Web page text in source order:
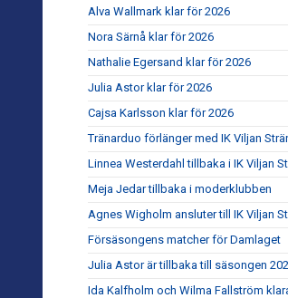
Alva Wallmark klar för 2026
Nora Särnå klar för 2026
Nathalie Egersand klar för 2026
Julia Astor klar för 2026
Cajsa Karlsson klar för 2026
Tränarduo förlänger med IK Viljan
Linnea Westerdahl tillbaka i IK Viljan
Meja Jedar tillbaka i moderklubben
Agnes Wigholm ansluter till IK Viljan
Försäsongens matcher för Damlaget
Julia Astor är tillbaka till säsongen
Ida Kalfholm och Wilma Fallström